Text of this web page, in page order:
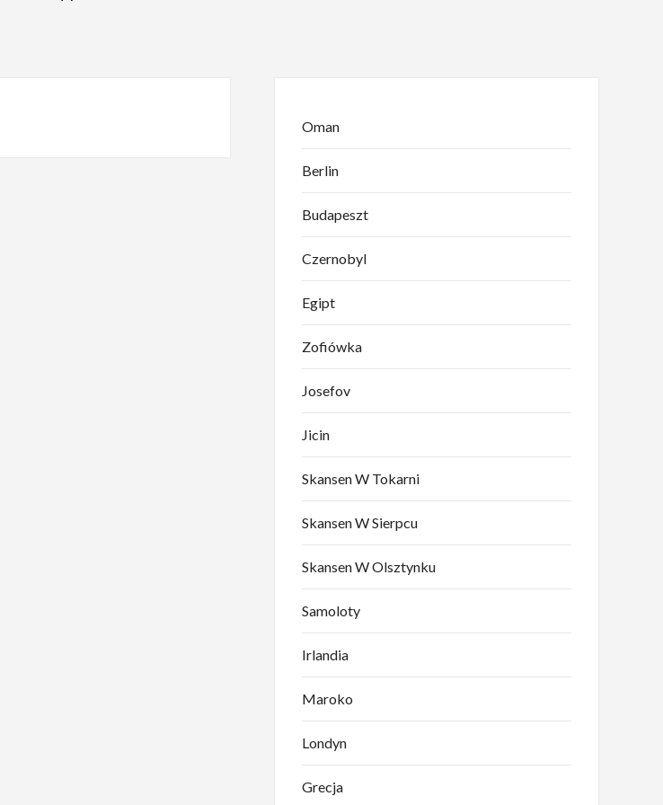
Oman
Berlin
Budapeszt
Czernobyl
Egipt
Zofiówka
Josefov
Jicin
Skansen W Tokarni
Skansen W Sierpcu
Skansen W Olsztynku
Samoloty
Irlandia
Maroko
Londyn
Grecja